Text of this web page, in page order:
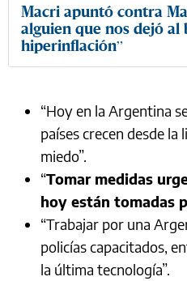
Macri apuntó contra
alguien que nos dejó al
hiperinflación”
“Hoy en la Argentina
países crecen desde la
miedo”.
“Tomar medidas
hoy están tomadas
“Trabajar por una
policías capacitados,
la última tecnología”.